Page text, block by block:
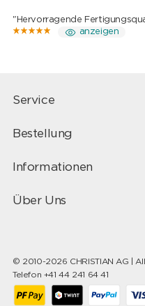
"Hervorragende
anzeigen
Service
Bestellung
Informationen
Über Uns
© 2010-2026 CHRISTIAN AG |
Telefon +41 44 241 64 41